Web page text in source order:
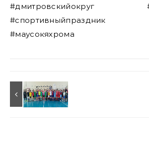
#дмитровскийокруг
#спортивныйпраздник
#маусокяхрома